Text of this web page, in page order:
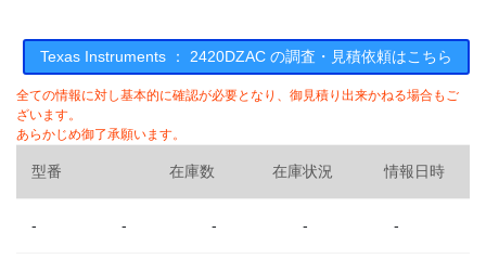
Texas Instruments ： 2420DZAC の調査・見積依頼はこちら
全ての情報に対し基本的に確認が必要となり、御見積り出来かねる場合もご
ざいます。
あらかじめ御了承願います。
型番 在庫数 在庫状況 情報日時
- - - - -